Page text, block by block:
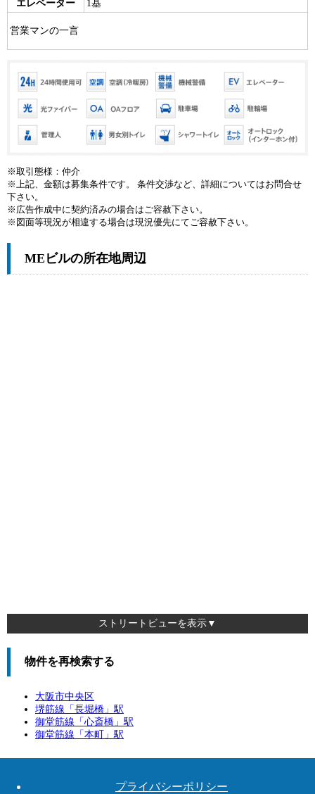
エレベーター 1基
営業マンの一言
※取引態様：仲介
※上記、金額は募集条件です。 条件交渉など、詳細についてはお問合せ
下さい。
※広告作成中に契約済みの場合はご容赦下さい。
※図面等現況が相違する場合は現況優先にてご容赦下さい。
MEビルの所在地周辺
ストリートビューを表示▼
物件を再検索する
大阪市中央区
堺筋線「長堀橋 」駅
御堂筋線「心斎橋 」駅
御堂筋線「本町 」駅
プライバシーポリシー